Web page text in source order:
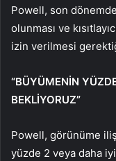
Powell, son
olunması ve
izin verilmesi
“BÜYÜMENİN
BEKLİYORUZ”
Powell, görünüme
yüzde 2 veya daha